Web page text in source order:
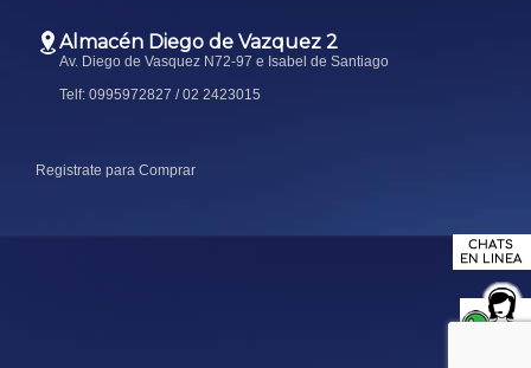
Almacén Diego de Vazquez 2
Av. Diego de Vasquez N72-97 e Isabel de Santiago
Telf: 0995972827 / 02 2423015
Registrate para Comprar